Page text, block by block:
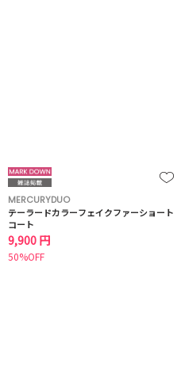
MERCURYDUO
テーラードカラーフェイクファーショート
コート
9,900 円
50%OFF